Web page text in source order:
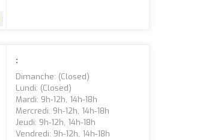
:
Dimanche: (closed)
Lundi: (closed)
Mardi: 9h-12h, 14h-18h
Mercredi: 9h-12h, 14h-18h
Jeudi: 9h-12h, 14h-18h
Vendredi: 9h-12h, 14h-18h